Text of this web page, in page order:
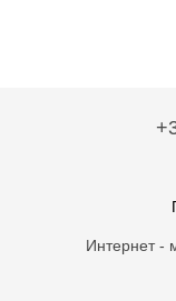
Интернет -